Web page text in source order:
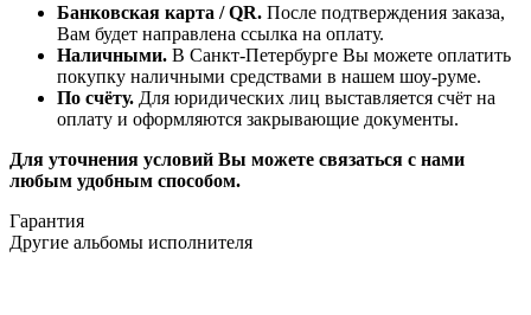
Банковская карта / QR. После подтверждения заказа,
Вам будет направлена ссылка на оплату.
Наличными. В Санкт-Петербурге Вы можете оплатить
покупку наличными средствами в нашем шоу-руме.
По счёту. Для юридических лиц выставляется счёт на
оплату и оформляются закрывающие документы.
Для уточнения условий Вы можете связаться с нами
любым удобным способом.
Гарантия
Другие альбомы исполнителя